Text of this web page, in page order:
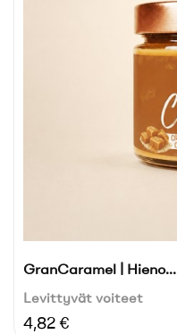
GranCaramel | Hieno...
Levittyvät voiteet
Hinta
4,82 €